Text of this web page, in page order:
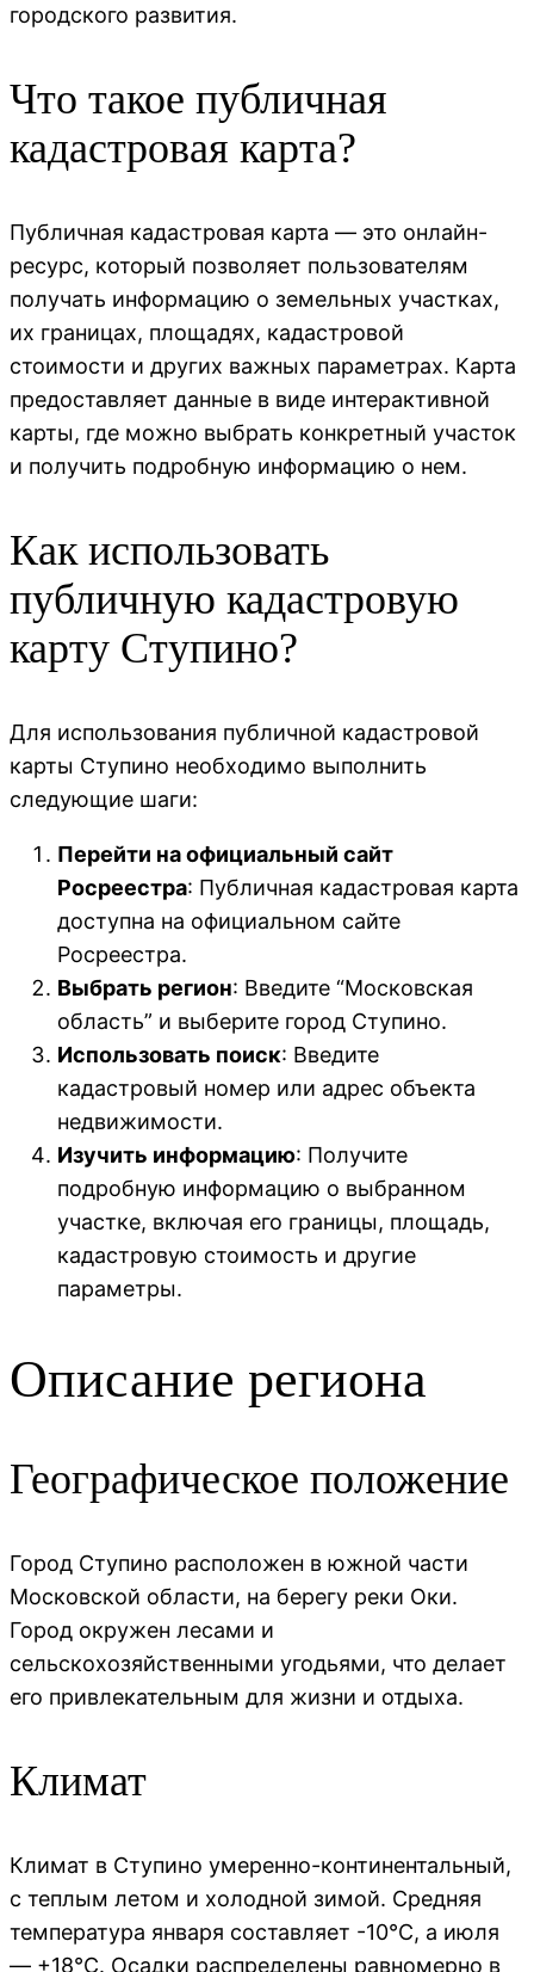
городского развития.
Что такое публичная
кадастровая карта?
Публичная кадастровая карта — это онлайн-
ресурс, который позволяет пользователям
получать информацию о земельных участках,
их границах, площадях, кадастровой
стоимости и других важных параметрах. Карта
предоставляет данные в виде интерактивной
карты, где можно выбрать конкретный участок
и получить подробную информацию о нем.
Как использовать
публичную кадастровую
карту Ступино?
Для использования публичной кадастровой
карты Ступино необходимо выполнить
следующие шаги:
Перейти на официальный сайт
Росреестра: Публичная кадастровая карта
доступна на официальном сайте
Росреестра.
Выбрать регион: Введите “Московская
область” и выберите город Ступино.
Использовать поиск: Введите
кадастровый номер или адрес объекта
недвижимости.
Изучить информацию: Получите
подробную информацию о выбранном
участке, включая его границы, площадь,
кадастровую стоимость и другие
параметры.
Описание региона
Географическое положение
Город Ступино расположен в южной части
Московской области, на берегу реки Оки.
Город окружен лесами и
сельскохозяйственными угодьями, что делает
его привлекательным для жизни и отдыха.
Климат
Климат в Ступино умеренно-континентальный,
с теплым летом и холодной зимой. Средняя
температура января составляет -10°C, а июля
— +18°C. Осадки распределены равномерно в